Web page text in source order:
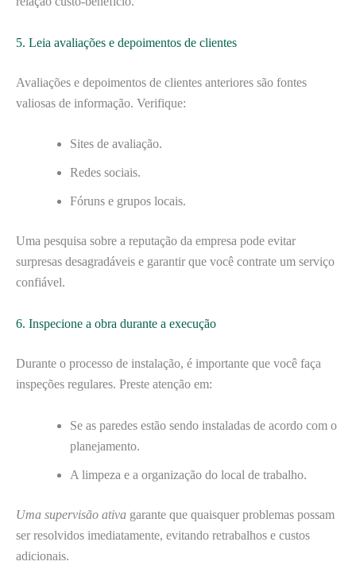
5. Leia avaliações e depoimentos de clientes
Avaliações e depoimentos de clientes anteriores são fontes
valiosas de informação. Verifique:
Sites de avaliação.
Redes sociais.
Fóruns e grupos locais.
Uma pesquisa sobre a reputação da empresa pode evitar
surpresas desagradáveis e garantir que você contrate um serviço
confiável.
6. Inspecione a obra durante a execução
Durante o processo de instalação, é importante que você faça
inspeções regulares. Preste atenção em:
Se as paredes estão sendo instaladas de acordo com o
planejamento.
A limpeza e a organização do local de trabalho.
Uma supervisão ativa garante que quaisquer problemas possam
ser resolvidos imediatamente, evitando retrabalhos e custos
adicionais.